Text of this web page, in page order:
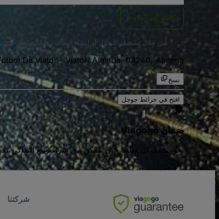
انضم إلى القائمة
من خلال تسجيل الدخول أو إنشاء حساب، فإنك توافق على
De Viator - Viator, Almería, 04240, Almeria, اسبانيا
نسخ
افتح في خرائط جوجل
ضمان Viagogo
نحن ندعم كل طلب حتى تتمكن من شراء وبيع التذاكر بثقة
شركتنا